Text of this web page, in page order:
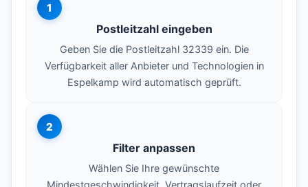
1
Postleitzahl eingeben
Geben Sie die Postleitzahl 32339 ein. Die
Verfügbarkeit aller Anbieter und Technologien in
Espelkamp wird automatisch geprüft.
2
Filter anpassen
Wählen Sie Ihre gewünschte